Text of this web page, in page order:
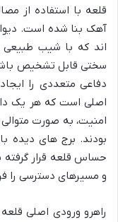
قلعه با استفاده از
آهک بنا شده است.
اند که با شیب
سختی قابل تشخیص
دفاعی متعددی را
اصلی است که هر یک
امنیت، به صورت
بودند. برج های دیده
حساس قلعه قرار گرفته
و مسیرهای دسترسی را
راهرو ورودی اصلی